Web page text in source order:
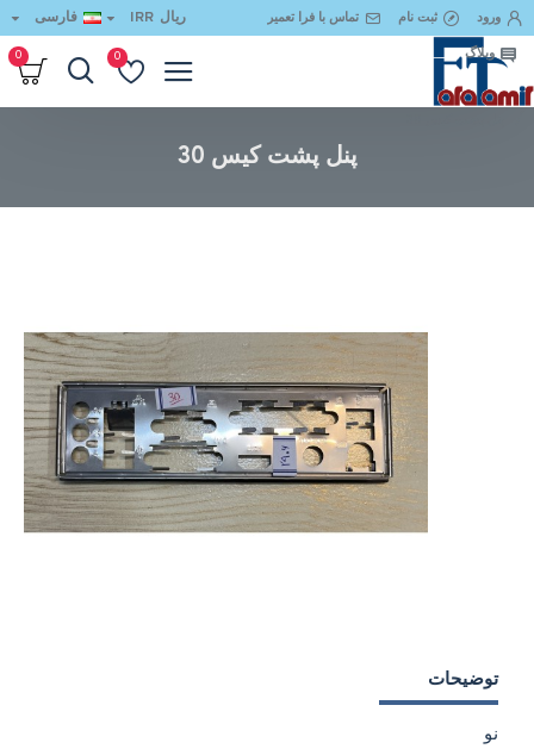
ورود ثبت نام تماس با فرا تعمیر
وبلاگ
ریال IRR فارسی
0
0
پنل پشت کیس 30
توضیحات
نو